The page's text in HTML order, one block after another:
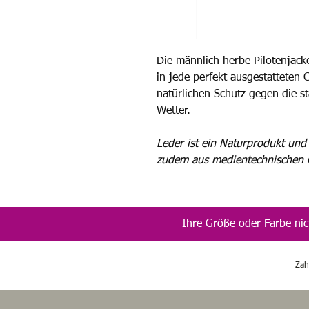
Die männlich herbe
in jede perfekt ausgestatteten
natürlichen Schutz gegen die
Wetter.
Leder ist ein Naturprodukt
zudem aus
Ihre Größe oder Farbe